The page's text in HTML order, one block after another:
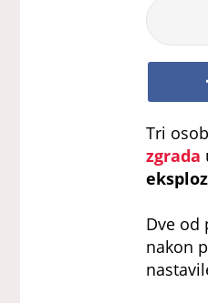
Vladimir
Šuster
Tri
zgrada
Dve od
nakon